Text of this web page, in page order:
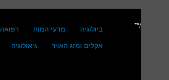
ביולוגיה מדעי המוח רפואה
אקלים ומזג האויר
גיאולוגיה
/**